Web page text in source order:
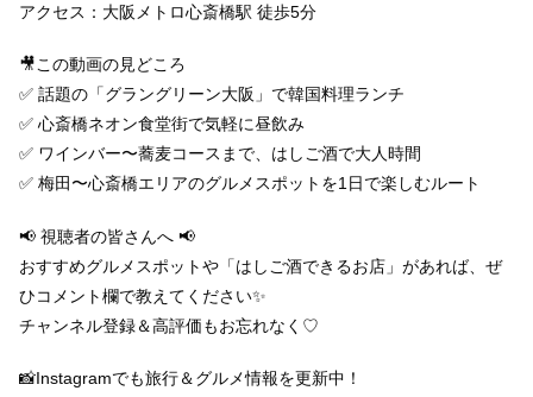
アクセス：大阪メトロ心斎橋駅 徒歩5分
🎥この動画の見どころ
✅ 話題の「グラングリーン大阪」で韓国料理ランチ
✅ 心斎橋ネオン食堂街で気軽に昼飲み
✅ ワインバー〜蕎麦コースまで、はしご酒で大人時間
✅ 梅田〜心斎橋エリアのグルメスポットを1日で楽しむルート
📢 視聴者の皆さんへ 📢
おすすめグルメスポットや「はしご酒できるお店」があれば、ぜ
ひコメント欄で教えてください✨
チャンネル登録＆高評価もお忘れなく♡
📸Instagramでも旅行＆グルメ情報を更新中！